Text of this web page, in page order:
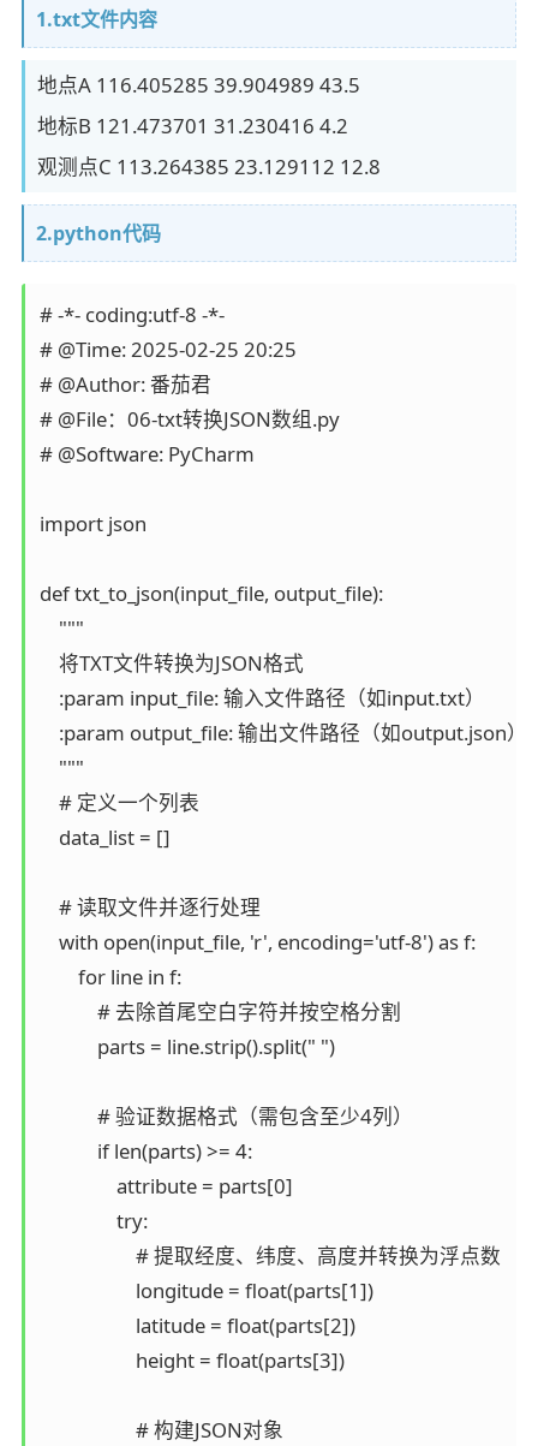
1.txt文件内容
地点A 116.405285 39.904989 43.5
地标B 121.473701 31.230416 4.2
观测点C 113.264385 23.129112 12.8
2.python代码
# -*- coding:utf-8 -*-
# @Time: 2025-02-25 20:25
# @Author: 番茄君
# @File：06-txt转换JSON数组.py
# @Software: PyCharm
import json
def txt_to_json(input_file, output_file):
    """
    将TXT文件转换为JSON格式
    :param input_file: 输入文件路径（如input.txt）
    :param output_file: 输出文件路径（如output.json）
    """
    # 定义一个列表
    data_list = []
    # 读取文件并逐行处理
    with open(input_file, 'r', encoding='utf-8') as f:
        for line in f:
            # 去除首尾空白字符并按空格分割
            parts = line.strip().split(" ")
            # 验证数据格式（需包含至少4列）
            if len(parts) >= 4:
                attribute = parts[0]
                try:
                    # 提取经度、纬度、高度并转换为浮点数
                    longitude = float(parts[1])
                    latitude = float(parts[2])
                    height = float(parts[3])
                    # 构建JSON对象